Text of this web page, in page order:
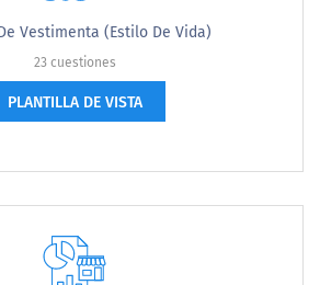
Vestimenta (Estilo De Vida)
23 cuestiones
PLANTILLA DE VISTA